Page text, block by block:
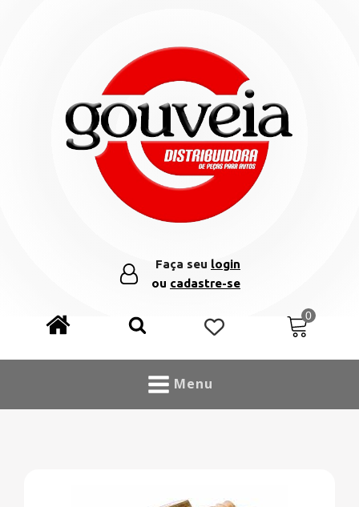
Faça seu login
ou cadastre-se
Menu